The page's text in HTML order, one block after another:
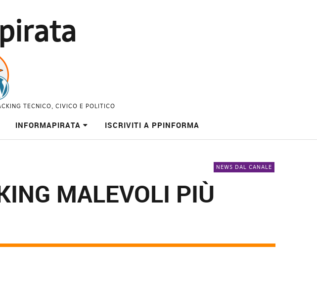
TECNICO, CIVICO E POLITICO
INFORMAPIRATA ISCRIVITI A PPINFORMA
NEWS DAL CANALE
MALEVOLI PIÙ